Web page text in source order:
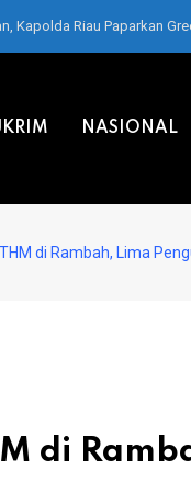
Riau Paparkan
NASIONAL
di Rambah, Lima
di